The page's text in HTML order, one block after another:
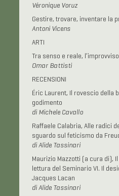
Véronique Voruz
Gestire, trovare, inventare la
Antoni Vicens
ARTI
Tra senso e reale, l’improvviso
Omar Battisti
RECENSIONI
Éric Laurent, Il rovescio della
godimento
di Michele Cavallo
Raffaele Calabria, Alle radici
sguardo sul feticismo da
di Alide Tassinari
Maurizio Mazzotti (a cura di),
lettura del Seminario VI. Il
Jacques Lacan
di Alide Tassinari